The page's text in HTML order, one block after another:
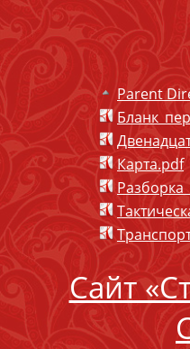
Parent
Карта.pdf
Сайт